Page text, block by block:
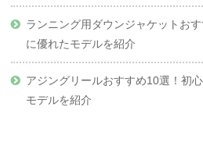
ランニング用ダウンジャケットお
に優れたモデルを紹介
アジングリールおすすめ10選！初
モデルを紹介